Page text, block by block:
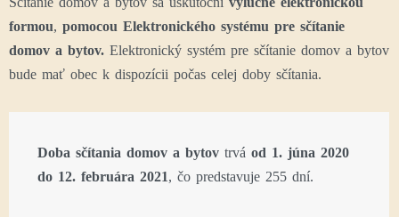
formou, pomocou Elektronického systému pre sčítanie
domov a bytov. Elektronický systém pre sčítanie domov a bytov
bude mať obec k dispozícii počas celej doby sčítania.
Doba sčítania domov a bytov trvá od 1. júna 2020
do 12. februára 2021, čo predstavuje 255 dní.